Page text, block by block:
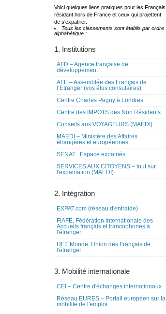
Voici quelques liens pratiques pour les Français
résidant hors de France et ceux qui projettent
de s'expatrier.
Tous les classements sont établis par ordre
alphabétique :
1. Institutions
AFD – Agence française de
développement
AFE – Assemblée des Français de
l’Etranger (vos élus consulaires)
Centre Charles Peguy à Londres
Centre des IMPOTS des Non Résidents
Conseils aux VOYAGEURS (MAEDI)
MAEDI – Ministère des Affaires
étrangères et européennes
SENAT : Espace expatriés
SERVICES AUX CITOYENS – tout sur
l'expatriation (MAEDI)
2. Intégration
EXPAT.com (réseau d'entraide)
FIAFE, Fédération internationale des
Accueils français et francophones à
l'étranger
UFE Monde, Union des Français de
l'étranger
3. Mobilité internationale
CEI – Centre d'échanges internationaux
Réseau EURES – Portail européen sur la
mobilité de l'emploi